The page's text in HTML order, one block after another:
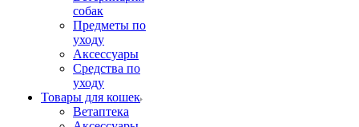
собак
Предметы по
уходу
Аксессуары
Средства по
уходу
Товары для кошек
Ветаптека